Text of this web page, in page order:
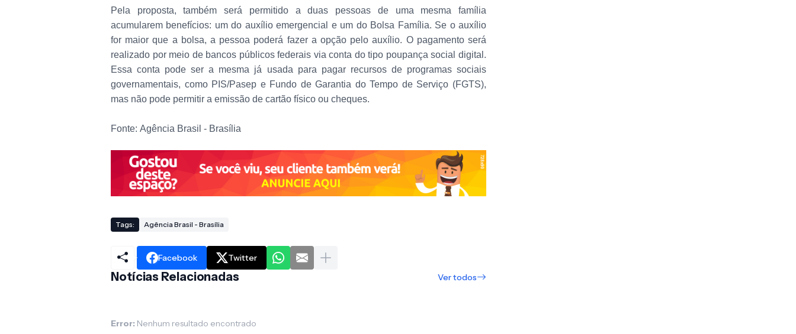
Pela proposta, também será permitido a duas pessoas de uma mesma família
acumularem benefícios: um do auxílio emergencial e um do Bolsa Família. Se o auxílio
for maior que a bolsa, a pessoa poderá fazer a opção pelo auxílio. O pagamento será
realizado por meio de bancos públicos federais via conta do tipo poupança social digital.
Essa conta pode ser a mesma já usada para pagar recursos de programas sociais
governamentais, como PIS/Pasep e Fundo de Garantia do Tempo de Serviço (FGTS),
mas não pode permitir a emissão de cartão físico ou cheques.
Fonte: Agência Brasil - Brasília
Tags: Agência Brasil - Brasília
Facebook Twitter
Notícias Relacionadas Ver todos
Error: Nenhum resultado encontrado